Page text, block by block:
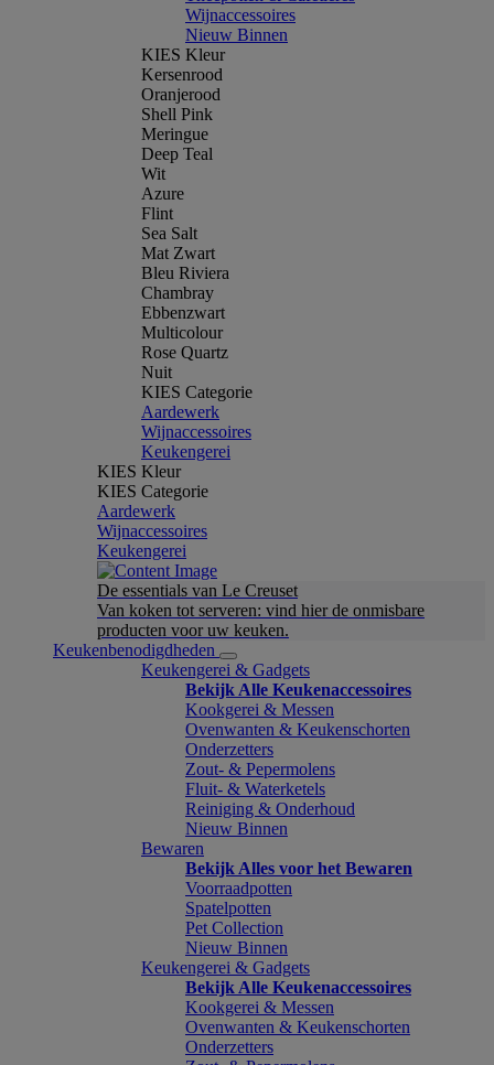
Wijnaccessoires
Nieuw Binnen
KIES Kleur
Kersenrood
Oranjerood
Shell Pink
Meringue
Deep Teal
Wit
Azure
Flint
Sea Salt
Mat Zwart
Bleu Riviera
Chambray
Ebbenzwart
Multicolour
Rose Quartz
Nuit
KIES Categorie
Aardewerk
Wijnaccessoires
Keukengerei
KIES Kleur
KIES Categorie
Aardewerk
Wijnaccessoires
Keukengerei
De essentials van Le Creuset
Van koken tot serveren: vind hier de onmisbare
producten voor uw keuken.
Keukenbenodigdheden
Keukengerei & Gadgets
Bekijk Alle Keukenaccessoires
Kookgerei & Messen
Ovenwanten & Keukenschorten
Onderzetters
Zout- & Pepermolens
Fluit- & Waterketels
Reiniging & Onderhoud
Nieuw Binnen
Bewaren
Bekijk Alles voor het Bewaren
Voorraadpotten
Spatelpotten
Pet Collection
Nieuw Binnen
Keukengerei & Gadgets
Bekijk Alle Keukenaccessoires
Kookgerei & Messen
Ovenwanten & Keukenschorten
Onderzetters